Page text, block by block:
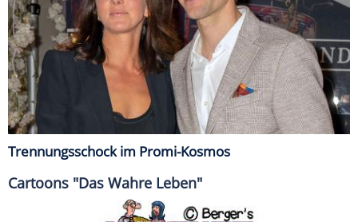
Trennungsschock im Promi-Kosmos
Cartoons "Das Wahre Leben"